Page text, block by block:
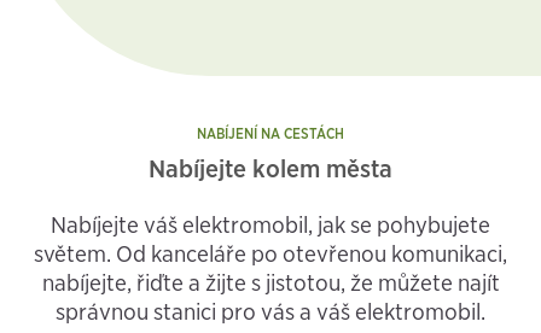
NABÍJENÍ NA CESTÁCH
Nabíjejte kolem města
Nabíjejte váš elektromobil, jak se pohybujete
světem. Od kanceláře po otevřenou komunikaci,
nabíjejte, řiďte a žijte s jistotou, že můžete najít
správnou stanici pro vás a váš elektromobil.